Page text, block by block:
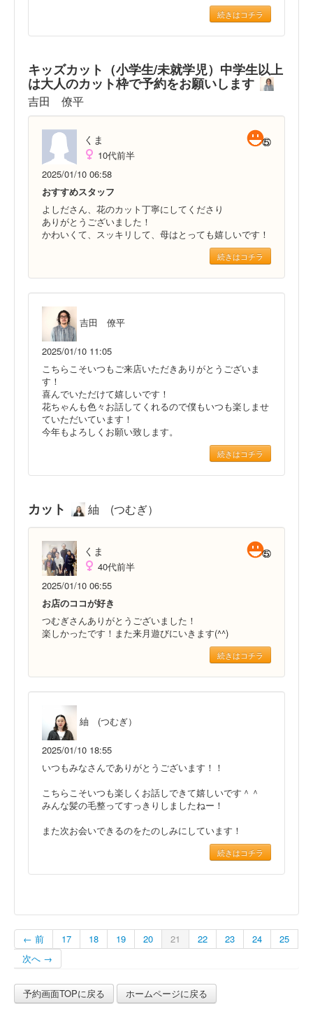
続きはコチラ
キッズカット（小学生/未就学児）中学生以上
は大人のカット枠で予約をお願いします
吉田 僚平
くま
10代前半
2025/01/10 06:58
おすすめスタッフ
よしださん、花のカット丁寧にしてくださり
ありがとうございました！
かわいくて、スッキリして、母はとっても嬉しいです！
続きはコチラ
吉田 僚平
2025/01/10 11:05
こちらこそいつもご来店いただきありがとうございま
す！
喜んでいただけて嬉しいです！
花ちゃんも色々お話してくれるので僕もいつも楽しませ
ていただいています！
今年もよろしくお願い致します。
続きはコチラ
カット 紬 (つむぎ）
くま
40代前半
2025/01/10 06:55
お店のココが好き
つむぎさんありがとうございました！
楽しかったです！また来月遊びにいきます(^^)
続きはコチラ
紬 (つむぎ）
2025/01/10 18:55
いつもみなさんでありがとうございます！！
こちらこそいつも楽しくお話しできて嬉しいです＾＾
みんな髪の毛整ってすっきりしましたねー！
また次お会いできるのをたのしみにしています！
続きはコチラ
← 前 17 18 19 20 21 22 23 24
25
次へ →
予約画面TOPに戻る ホームページに戻る